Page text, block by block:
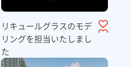
リキュールグラスのモデ
リングを担当いたしまし
た